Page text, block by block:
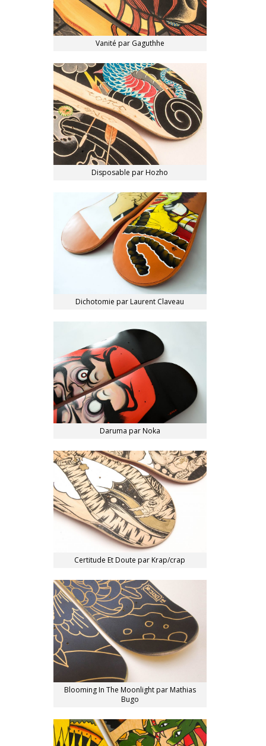
Vanité par Gaguthhe
Disposable par Hozho
Dichotomie par Laurent Claveau
Daruma par Noka
Certitude Et Doute par Krap/crap
Blooming In The Moonlight par Mathias
Bugo